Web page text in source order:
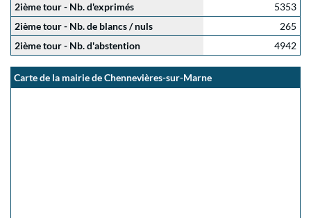
2ième tour - Nb. d'exprimés
5353
2ième tour - Nb. de blancs / nuls
265
2ième tour - Nb. d'abstention
4942
Carte de la mairie de Chennevières-sur-Marne